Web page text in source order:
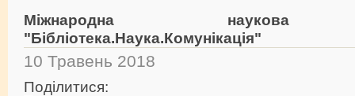
Міжнародна наукова
"Бібліотека.Наука.Комунікація"
10 Травень 2018
Поділитися: